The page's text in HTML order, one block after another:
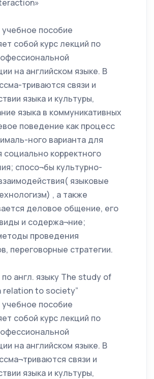
пособие
собой курс лекций по
на английском языке. В
триваются связи и
языка и культуры,
языка в коммуникативных
поведение как процесс
ного варианта для
социально корректного
спосо¬бы культурно-
языковые
, а также
деловое общение, его
и содержа¬ние;
проведения
переговорные стратегии.
англ. языку The study of
relation to society”
пособие
собой курс лекций по
на английском языке. В
связи и
языка и культуры,